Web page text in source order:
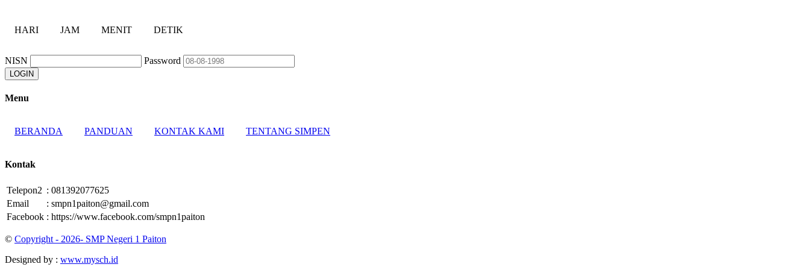
HARI JAM MENIT DETIK
NISN Password
Menu
BERANDA PANDUAN KONTAK KAMI TENTANG SIMPEN
Kontak
Telepon2 : 081392077625
Email
: smpn1paiton@gmail.com
Facebook : https://www.facebook.com/smpn1paiton
© Copyright - 2026- SMP Negeri 1 Paiton
Designed by : www.mysch.id